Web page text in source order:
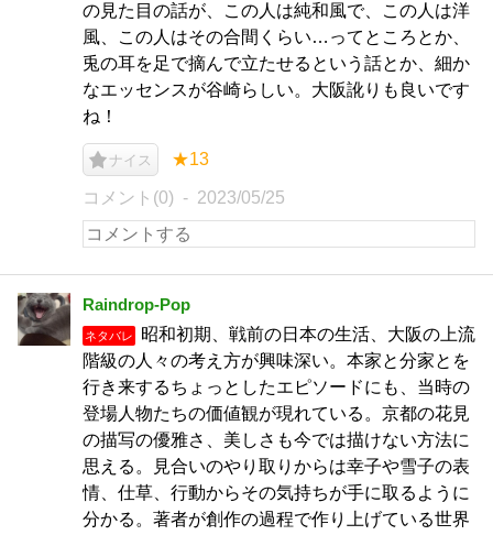
の見た目の話が、この人は純和風で、この人は洋
風、この人はその合間くらい…ってところとか、
兎の耳を足で摘んで立たせるという話とか、細か
なエッセンスが谷崎らしい。大阪訛りも良いです
ね！
ナイス ★13
コメント(0) 2023/05/25
Raindrop-Pop
ネタバレ
昭和初期、戦前の日本の生活、大阪の上流
階級の人々の考え方が興味深い。本家と分家とを
行き来するちょっとしたエピソードにも、当時の
登場人物たちの価値観が現れている。京都の花見
の描写の優雅さ、美しさも今では描けない方法に
思える。見合いのやり取りからは幸子や雪子の表
情、仕草、行動からその気持ちが手に取るように
分かる。著者が創作の過程で作り上げている世界